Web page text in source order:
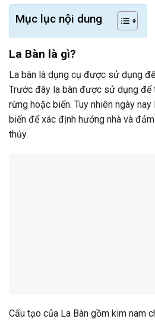
Mục lục nội dung
La Bàn là gì?
La bàn là dụng cụ được sử dụng
Trước đây la bàn được sử dụng
rừng hoặc biển. Tuy nhiên ngày
biến để xác định hướng nhà và
thủy.
Cấu tạo của La Bàn gồm kim nam